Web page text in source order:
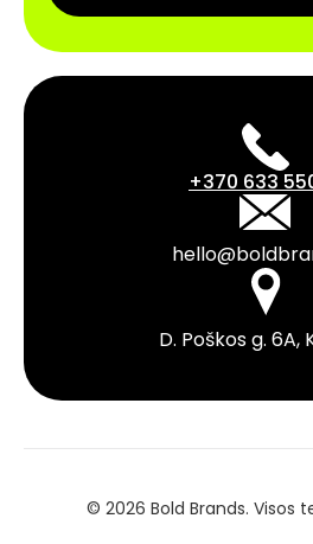
+370 633
D. Poškos g. 6A,
© 2026 Bold Brands. Visos